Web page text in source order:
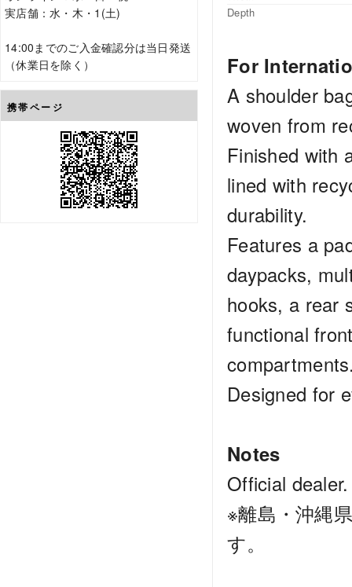
実店舗：水・木・1(土)
14:00までのご入金確認分は当日発送
（休業日を除く）
携帯ページ
Depth
For
A shoulder
woven from
Finished with
lined with
durability.
Features a
daypacks,
hooks, a rear
functional
Designed for
Notes
Official dealer.
※離島・沖縄
す。